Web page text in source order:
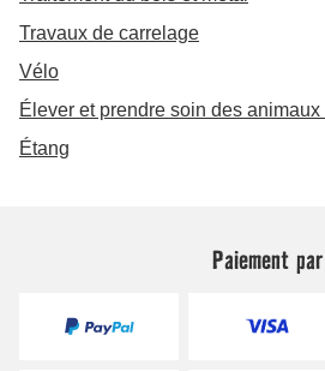
Paiement par